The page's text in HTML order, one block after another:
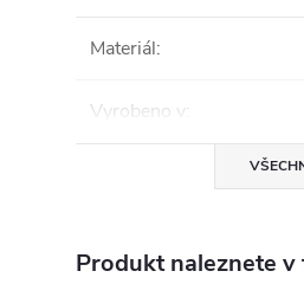
Materiál:
Vyrobeno v:
Produkt naleznete